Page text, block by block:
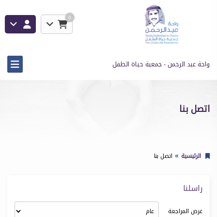
0
واحة عبد الرحمن - جمعية حياة الطفل
اتصل بنا
الرئيسية اتصل بنا
راسلنا
غرض المراجعة